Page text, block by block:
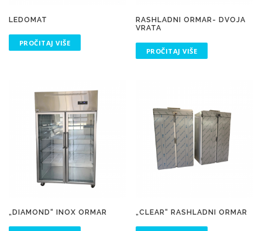
LEDOMAT
PROČITAJ VIŠE
RASHLADNI ORMAR- DVOJA
VRATA
PROČITAJ VIŠE
„DIAMOND“ INOX ORMAR „CLEAR“ RASHLADNI ORMAR